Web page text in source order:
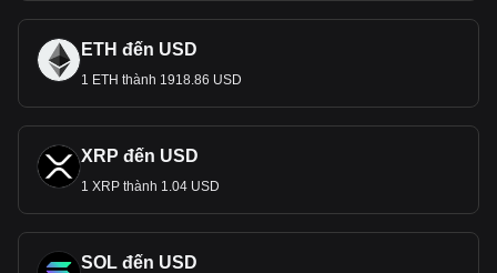
ETH đến USD
1 ETH thành 1918.86 USD
XRP đến USD
1 XRP thành 1.04 USD
SOL đến USD